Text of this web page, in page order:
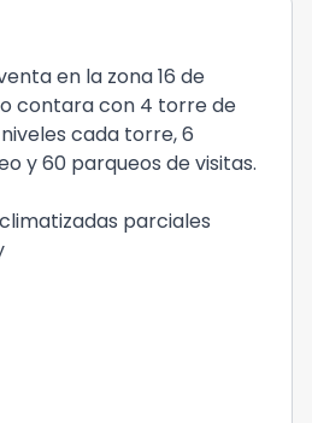
en la zona 16 de
contara con 4 torre de
cada torre, 6
y 60 parqueos de visitas.
parciales